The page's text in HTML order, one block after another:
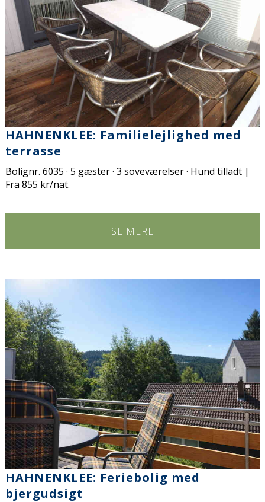
HAHNENKLEE: Familielejlighed med
terrasse
Bolignr. 6035 · 5 gæster · 3 soveværelser · Hund tilladt |
Fra 855 kr/nat.
SE MERE
HAHNENKLEE: Feriebolig med
bjergudsigt